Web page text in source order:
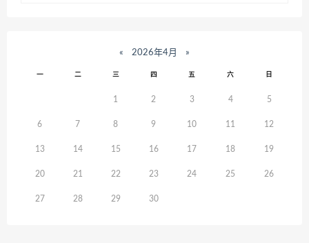
« 2026年4月 »
一 二 三 四 五 六 日
1 2 3 4 5
6 7 8 9 10 11 12
13 14 15 16 17 18 19
20 21 22 23 24 25 26
27 28 29 30